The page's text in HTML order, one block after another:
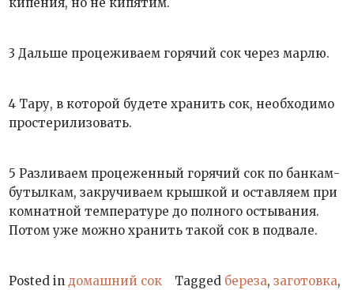
3 Дальше процеживаем горячий сок через марлю.
4 Тару, в которой будете хранить сок, необходимо
простерилизовать.
5 Разливаем процеженный горячий сок по банкам-
бутылкам, закручиваем крышкой и оставляем при
комнатной температуре до полного остывания.
Потом уже можно хранить такой сок в подвале.
Posted inдомашний сок Tagged береза,заготовка,